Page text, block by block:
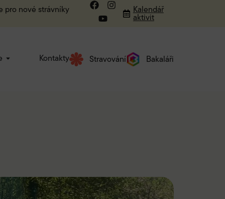
pro nové strávníky Kalendář
aktivit
Kontakty Stravování Bakaláři